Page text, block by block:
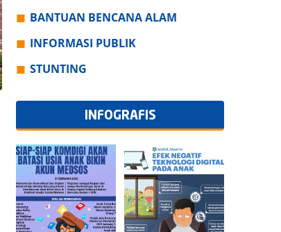
BANTUAN BENCANA ALAM
INFORMASI PUBLIK
STUNTING
INFOGRAFIS